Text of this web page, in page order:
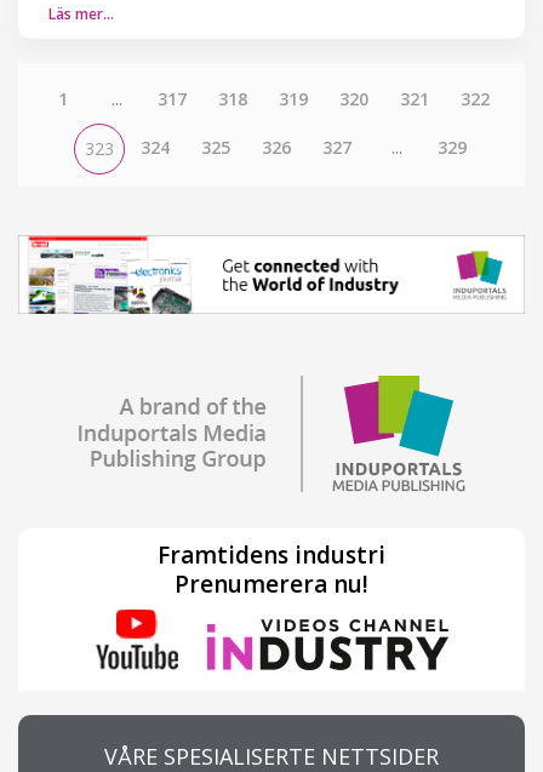
Läs mer…
1 ... 317 318 319 320 321 322
323 324 325 326 327 ... 329
Framtidens industri
Prenumerera nu!
VÅRE SPESIALISERTE NETTSIDER